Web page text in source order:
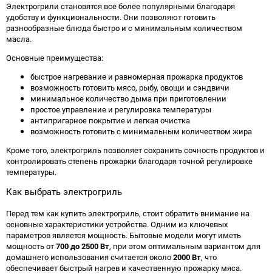
Электрогрили становятся все более популярными благодаря
удобству и функциональности. Они позволяют готовить
разнообразные блюда быстро и с минимальным количеством
масла.
Основные преимущества:
быстрое нагревание и равномерная прожарка продуктов
возможность готовить мясо, рыбу, овощи и сэндвичи
минимальное количество дыма при приготовлении
простое управление и регулировка температуры
антипригарное покрытие и легкая очистка
возможность готовить с минимальным количеством жира
Кроме того, электрогриль позволяет сохранить сочность продуктов и
контролировать степень прожарки благодаря точной регулировке
температуры.
Как выбрать электрогриль
Перед тем как купить электрогриль, стоит обратить внимание на
основные характеристики устройства. Одним из ключевых
параметров является мощность. Бытовые модели могут иметь
мощность от700 до 2500 Вт, при этом оптимальным вариантом для
домашнего использования считается около2000 Вт, что
обеспечивает быстрый нагрев и качественную прожарку мяса.